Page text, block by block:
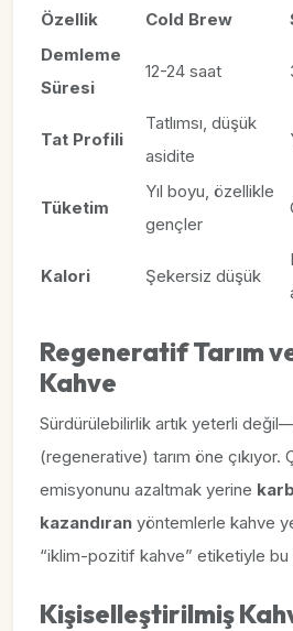
Özellik Cold Brew
Demleme
Süresi
12-24 saat
Tat Profili
Tatlımsı, düşük
asidite
Tüketim
Yıl boyu, özellikle
gençler
Kalori Şekersiz düşük
Regeneratif Tarım
Kahve
Sürdürülebilirlik artık yeterli
(regenerative) tarım öne çıkıyor.
emisyonunu azaltmak yerine
kazandıran yöntemlerle kahve
“iklim-pozitif kahve” etiketiyle bu
Kişiselleştirilmiş